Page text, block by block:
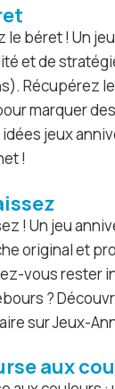
le béret ! Un
et de
Récupérez
marquer
jeux
!
! Un jeu
original et
vous rester
?
sur Jeux-
aux